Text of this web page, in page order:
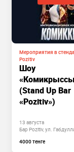
Мероприятия в
Pozitiv
Шоу
(Stand Up Bar
«Pozitiv»)
13 августа
Бар Pozitiv, ул.
4000 тенге